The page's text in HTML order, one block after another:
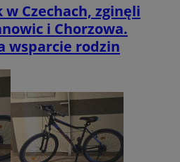
Czechach, zginęli
i Chorzowa.
wsparcie rodzin